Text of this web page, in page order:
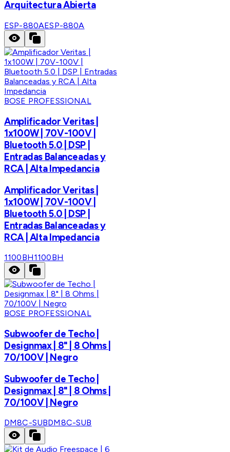
Arquitectura Abierta
ESP-880AESP-880A
BOSE PROFESSIONAL
Amplificador Veritas |
1x100W | 70V-100V |
Bluetooth 5.0 | DSP |
Entradas Balanceadas y
RCA | Alta Impedancia
Amplificador Veritas |
1x100W | 70V-100V |
Bluetooth 5.0 | DSP |
Entradas Balanceadas y
RCA | Alta Impedancia
1100BH1100BH
BOSE PROFESSIONAL
Subwoofer de Techo |
Designmax | 8" | 8 Ohms |
70/100V | Negro
Subwoofer de Techo |
Designmax | 8" | 8 Ohms |
70/100V | Negro
DM8C-SUBDM8C-SUB